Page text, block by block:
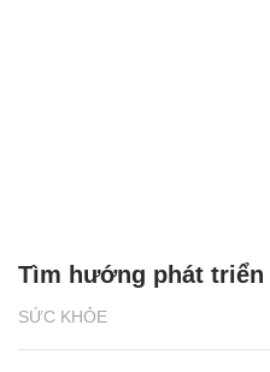
SỨC KHỎE
Tìm hướng phát